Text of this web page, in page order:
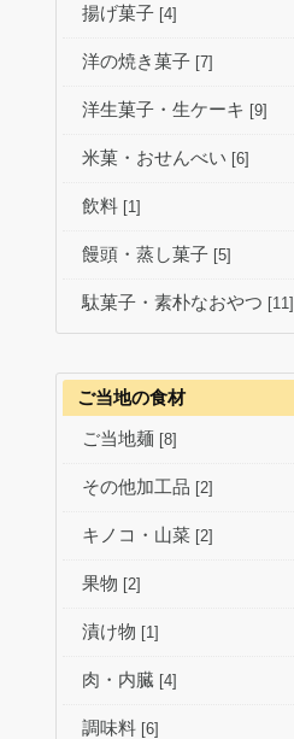
揚げ菓子 [4]
洋の焼き菓子 [7]
洋生菓子・生ケーキ [9]
米菓・おせんべい [6]
飲料 [1]
饅頭・蒸し菓子 [5]
駄菓子・素朴なおやつ [11]
ご当地の食材
ご当地麺 [8]
その他加工品 [2]
キノコ・山菜 [2]
果物 [2]
漬け物 [1]
肉・内臓 [4]
調味料 [6]